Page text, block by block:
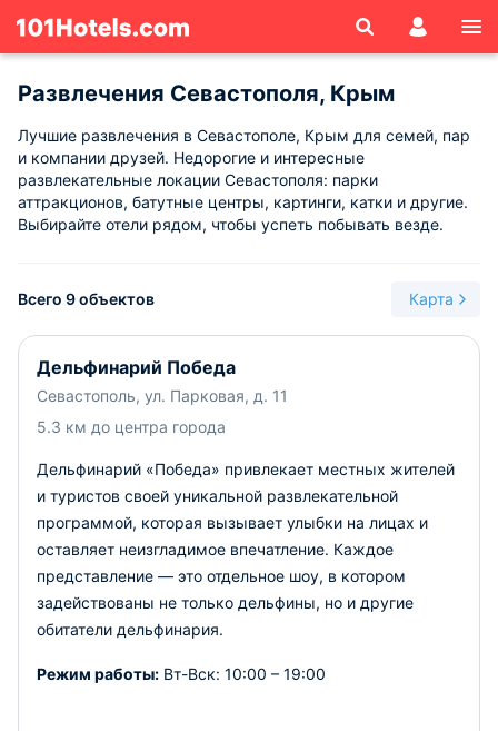
Развлечения Севастополя, Крым
Лучшие развлечения в Севастополе, Крым для семей, пар
и компании друзей. Недорогие и интересные
развлекательные локации Севастополя: парки
аттракционов, батутные центры, картинги, катки и другие.
Выбирайте отели рядом, чтобы успеть побывать везде.
Всего 9 объектов Карта
Дельфинарий Победа
Севастополь, ул. Парковая, д. 11
5.3 км до центра города
Дельфинарий «Победа» привлекает местных жителей
и туристов своей уникальной развлекательной
программой, которая вызывает улыбки на лицах и
оставляет неизгладимое впечатление. Каждое
представление — это отдельное шоу, в котором
задействованы не только дельфины, но и другие
обитатели дельфинария.
Режим работы: Вт-Вск: 10:00 – 19:00